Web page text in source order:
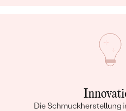
Die Schmuckherstellung